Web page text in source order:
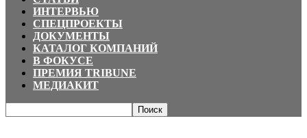
ИНТЕРВЬЮ
СПЕЦПРОЕКТЫ
ДОКУМЕНТЫ
КАТАЛОГ КОМПАНИЙ
В ФОКУСЕ
ПРЕМИЯ TRIBUNE
МЕДИАКИТ